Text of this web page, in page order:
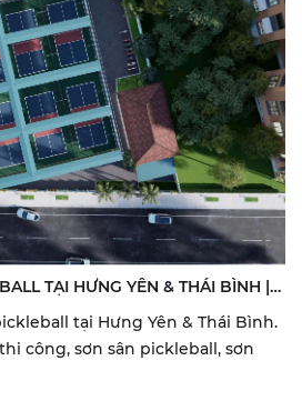
TẠI HƯNG YÊN & THÁI BÌNH |
tại Hưng Yên & Thái Bình.
công, sơn sân pickleball, sơn